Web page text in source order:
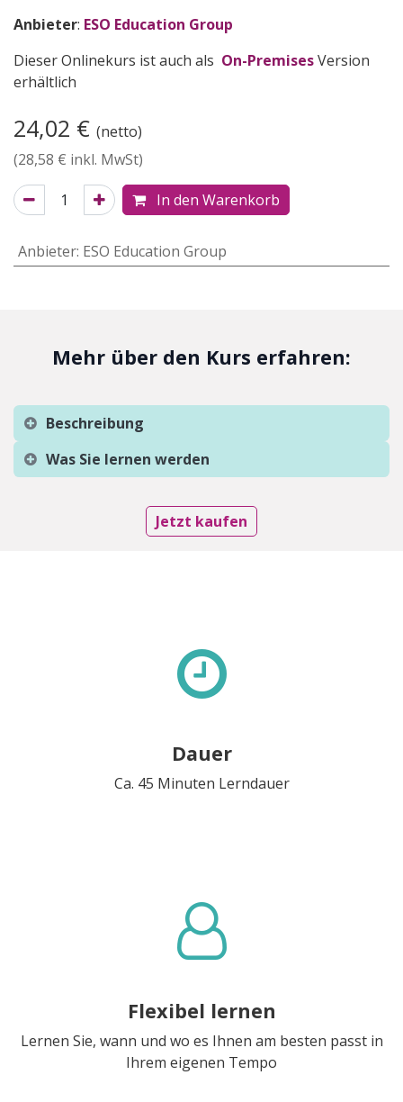
Anbieter: ESO Education Group
Dieser Onlinekurs ist auch als On-PremisesVersion
erhältlich
24,02 € (netto)
(28,58 € inkl. MwSt)
In den Warenkorb
Anbieter: ESO Education Group
Mehr über den Kurs erfahren:
Beschreibung
Was Sie lernen werden
Jetzt kaufen
Dauer
Ca. 45 Minuten Lerndauer
Flexibel lernen
Lernen Sie, wann und wo es Ihnen am besten passt in
Ihrem eigenen Tempo